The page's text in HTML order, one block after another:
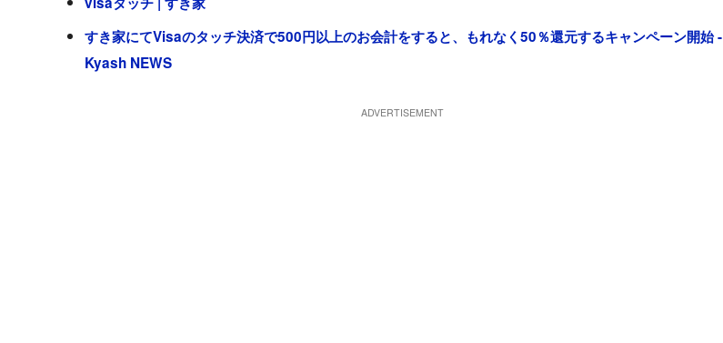
すき家にてVisaのタッチ決済で500円以上のお会計をすると、もれなく50％還元するキャンペーン開始 -
Kyash NEWS